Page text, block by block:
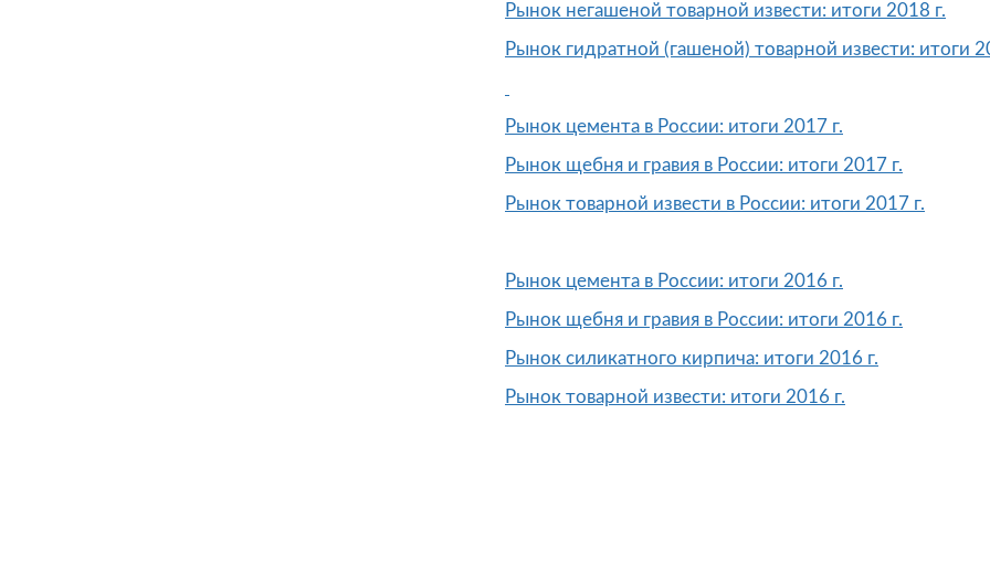
Рынок негашеной товарной извести: итоги 2018 г.
Рынок гидратной (гашеной) товарной извести: итоги
Рынок цемента в России: итоги 2017 г.
Рынок щебня и гравия в России: итоги 2017 г.
Рынок товарной извести в России: итоги 2017 г.
Рынок цемента в России: итоги 2016 г.
Рынок щебня и гравия в России: итоги 2016 г.
Рынок силикатного кирпича: итоги 2016 г.
Рынок товарной извести: итоги 2016 г.